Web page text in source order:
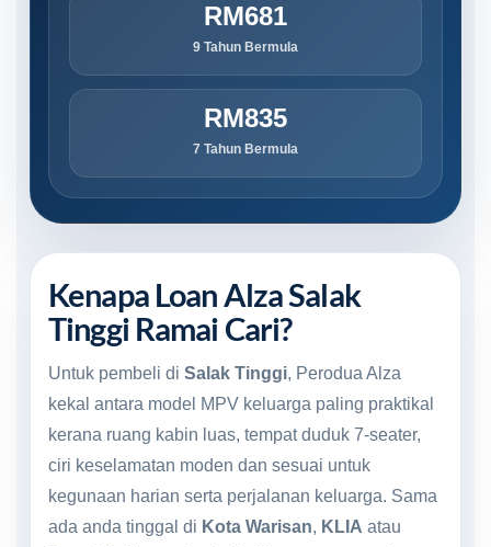
RM681
9 Tahun Bermula
RM835
7 Tahun Bermula
Kenapa Loan Alza Salak
Tinggi Ramai Cari?
Untuk pembeli di Salak Tinggi, Perodua Alza
kekal antara model MPV keluarga paling praktikal
kerana ruang kabin luas, tempat duduk 7-seater,
ciri keselamatan moden dan sesuai untuk
kegunaan harian serta perjalanan keluarga. Sama
ada anda tinggal di Kota Warisan, KLIA atau